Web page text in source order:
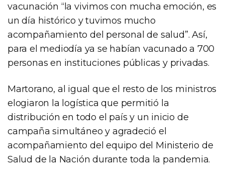
vacunación “la vivimos con mucha emoción, es
un día histórico y tuvimos mucho
acompañamiento del personal de salud”. Así,
para el mediodía ya se habían vacunado a 700
personas en instituciones públicas y privadas.
Martorano, al igual que el resto de los ministros
elogiaron la logística que permitió la
distribución en todo el país y un inicio de
campaña simultáneo y agradeció el
acompañamiento del equipo del Ministerio de
Salud de la Nación durante toda la pandemia.